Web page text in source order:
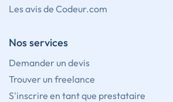
Les avis de Codeur.com
Nos services
Demander un devis
Trouver un freelance
S'inscrire en tant que prestataire